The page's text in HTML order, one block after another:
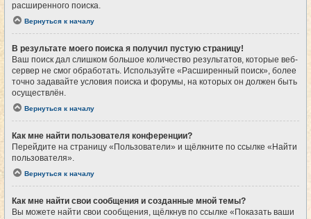
расширенного поиска.
Вернуться к началу
В результате моего поиска я получил пустую страницу!
Ваш поиск дал слишком большое количество результатов, которые веб-
сервер не смог обработать. Используйте «Расширенный поиск», более
точно задавайте условия поиска и форумы, на которых он должен быть
осуществлён.
Вернуться к началу
Как мне найти пользователя конференции?
Перейдите на страницу «Пользователи» и щёлкните по ссылке «Найти
пользователя».
Вернуться к началу
Как мне найти свои сообщения и созданные мной темы?
Вы можете найти свои сообщения, щёлкнув по ссылке «Показать ваши